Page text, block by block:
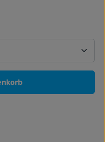
Wert ein